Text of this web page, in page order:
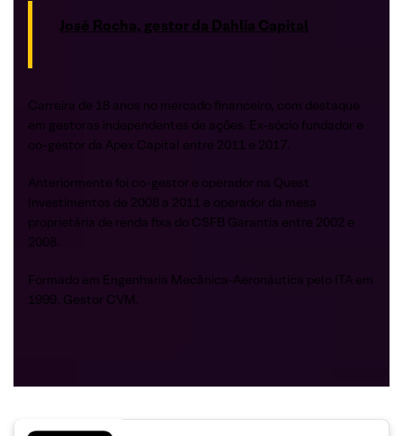
José Rocha, gestor da Dahlia Capital
​​Carreira de 18 anos no mercado financeiro, com destaque
em gestoras independentes de ações. Ex-sócio fundador e
co-gestor da Apex Capital entre 2011 e 2017.
Anteriormente foi co-gestor e operador na Quest
Investimentos de 2008 a 2011 e operador da mesa
proprietária de renda fixa do CSFB Garantia entre 2002 e
2008.
Formado em Engenharia Mecânica-Aeronáutica pelo ITA em
1999. Gestor CVM.